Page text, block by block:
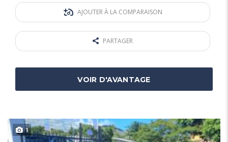
AJOUTER À LA COMPARAISON
PARTAGER
VOIR D'AVANTAGE
1